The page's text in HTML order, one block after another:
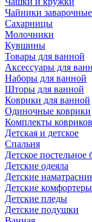
Чайники заварочные
Сахарницы
Молочники
Кувшины
Товары для ванной
Аксессуары для
Наборы для ванной
Шторы для ванной
Коврики для ванной
Одиночные коврики
Комплекты ковриков
Детская и детское
Спальня
Детское постельное
Детские одеяла
Детские
Детские комфортеры
Детские пледы
Детские подушки